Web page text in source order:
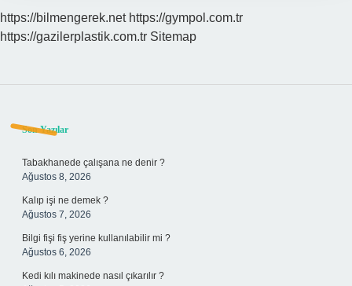
https://bilmengerek.net https://gympol.com.tr
https://gazilerplastik.com.tr Sitemap
Sidebar
Son Yazılar
Tabakhanede çalışana ne denir ?
Ağustos 8, 2026
Kalıp işi ne demek ?
Ağustos 7, 2026
Bilgi fişi fiş yerine kullanılabilir mi ?
Ağustos 6, 2026
Kedi kılı makinede nasıl çıkarılır ?